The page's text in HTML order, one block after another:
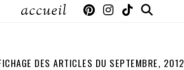
accueil
DES ARTICLES DU SEPTEMBRE, 2012